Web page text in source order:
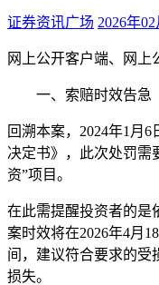
证券资讯广场 2026年
网上公开客户端、 网上
一、索赔时效告急
回溯本案，2024年1月
决定书》，此次处罚需
资”项目。
在此需提醒投资者的是
案时效将在2026年4月
间，建议符合要求的受
损失。